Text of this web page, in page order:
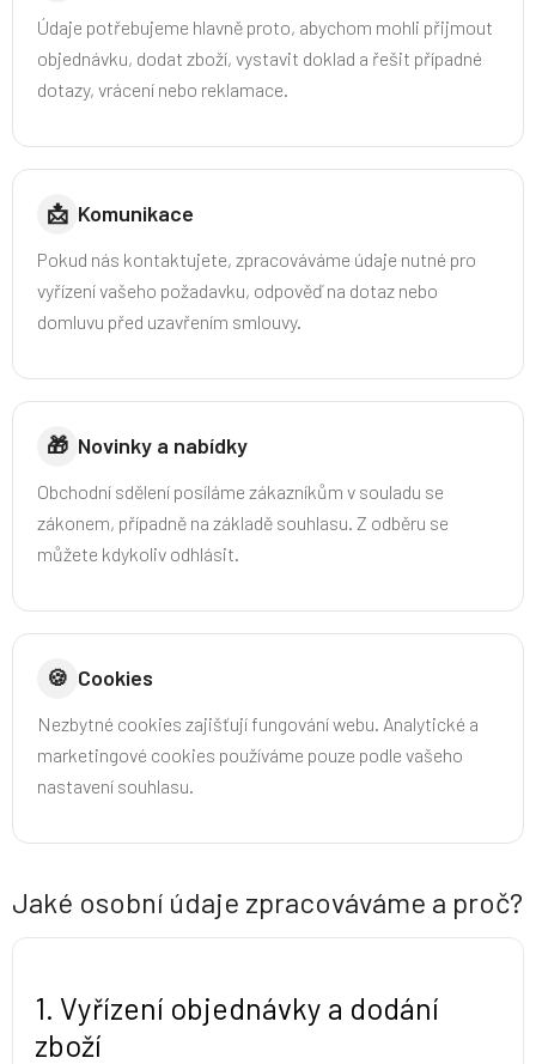
Údaje potřebujeme hlavně proto, abychom mohli přijmout
objednávku, dodat zboží, vystavit doklad a řešit případné
dotazy, vrácení nebo reklamace.
📩 Komunikace
Pokud nás kontaktujete, zpracováváme údaje nutné pro
vyřízení vašeho požadavku, odpověď na dotaz nebo
domluvu před uzavřením smlouvy.
🎁 Novinky a nabídky
Obchodní sdělení posíláme zákazníkům v souladu se
zákonem, případně na základě souhlasu. Z odběru se
můžete kdykoliv odhlásit.
🍪 Cookies
Nezbytné cookies zajišťují fungování webu. Analytické a
marketingové cookies používáme pouze podle vašeho
nastavení souhlasu.
Jaké osobní údaje zpracováváme a proč?
1. Vyřízení objednávky a dodání
zboží